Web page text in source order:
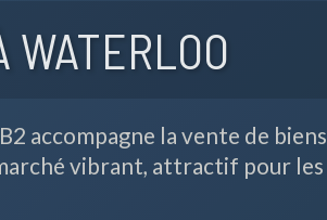
accompagne la vente de biens
vibrant, attractif pour les